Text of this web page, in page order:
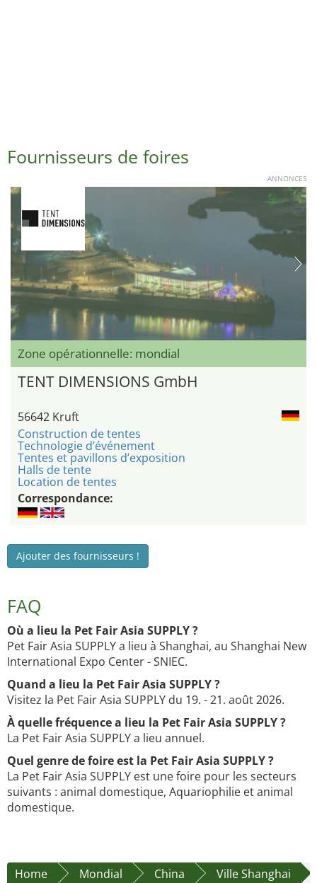
Fournisseurs de foires
ANNONCES
Zone opérationnelle: mondial
TENT DIMENSIONS GmbH
56642 Kruft
Construction de tentes
Technologie d’événement
Tentes et pavillons d’exposition
Halls de tente
Location de tentes
Correspondance:
Ajouter des fournisseurs !
FAQ
Où a lieu la Pet Fair Asia SUPPLY ?
Pet Fair Asia SUPPLY a lieu à Shanghai, au Shanghai New
International Expo Center - SNIEC.
Quand a lieu la Pet Fair Asia SUPPLY ?
Visitez la Pet Fair Asia SUPPLY du 19. - 21. août 2026.
À quelle fréquence a lieu la Pet Fair Asia SUPPLY ?
La Pet Fair Asia SUPPLY a lieu annuel.
Quel genre de foire est la Pet Fair Asia SUPPLY ?
La Pet Fair Asia SUPPLY est une foire pour les secteurs
suivants : animal domestique, Aquariophilie et animal
domestique.
Home Mondial China
Ville Shanghai